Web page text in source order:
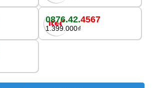
0876.42.4567
1.399.000₫